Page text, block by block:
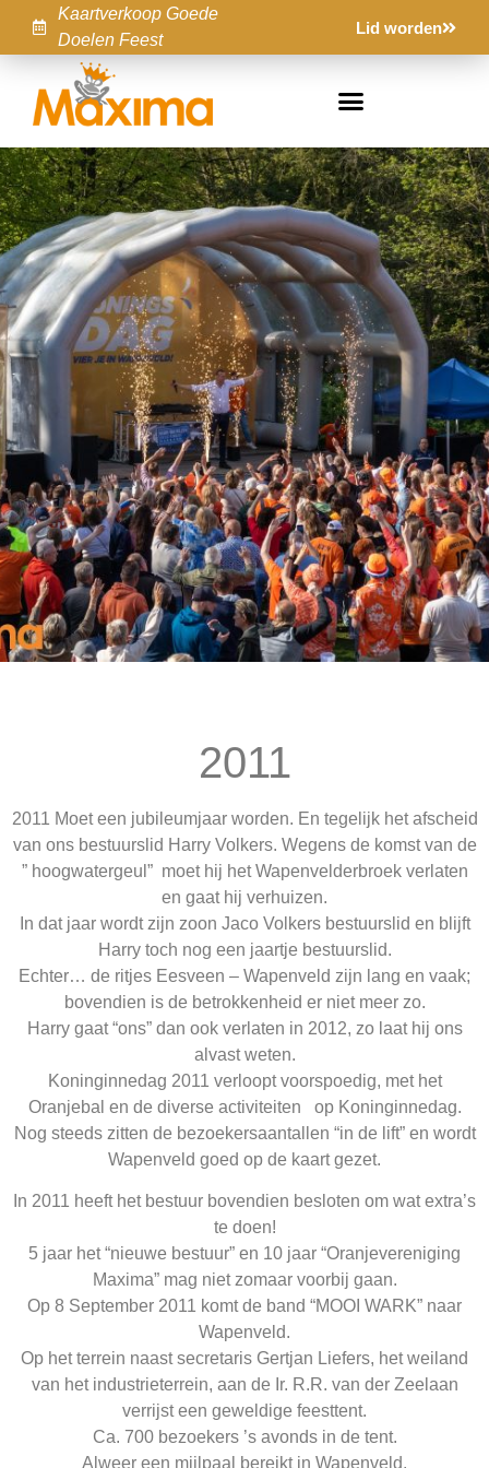
Kaartverkoop Goede
Doelen Feest
Lid worden
2011
2011 Moet een jubileumjaar worden. En tegelijk het afscheid
van ons bestuurslid Harry Volkers. Wegens de komst van de
” hoogwatergeul” moet hij het Wapenvelderbroek verlaten
en gaat hij verhuizen.
In dat jaar wordt zijn zoon Jaco Volkers bestuurslid en blijft
Harry toch nog een jaartje bestuurslid.
Echter… de ritjes Eesveen – Wapenveld zijn lang en vaak;
bovendien is de betrokkenheid er niet meer zo.
Harry gaat “ons” dan ook verlaten in 2012, zo laat hij ons
alvast weten.
Koninginnedag 2011 verloopt voorspoedig, met het
Oranjebal en de diverse activiteiten op Koninginnedag.
Nog steeds zitten de bezoekersaantallen “in de lift” en wordt
Wapenveld goed op de kaart gezet.
In 2011 heeft het bestuur bovendien besloten om wat extra’s
te doen!
5 jaar het “nieuwe bestuur” en 10 jaar “Oranjevereniging
Maxima” mag niet zomaar voorbij gaan.
Op 8 September 2011 komt de band “MOOI WARK” naar
Wapenveld.
Op het terrein naast secretaris Gertjan Liefers, het weiland
van het industrieterrein, aan de Ir. R.R. van der Zeelaan
verrijst een geweldige feesttent.
Ca. 700 bezoekers ’s avonds in de tent.
Alweer een mijlpaal bereikt in Wapenveld.